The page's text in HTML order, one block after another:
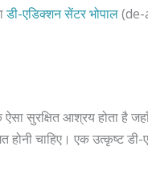
डी-एडिक्शन सेंटर भोपाल
सुरक्षित आश्रय होता है
होनी चाहिए। एक उत्कृष्ट